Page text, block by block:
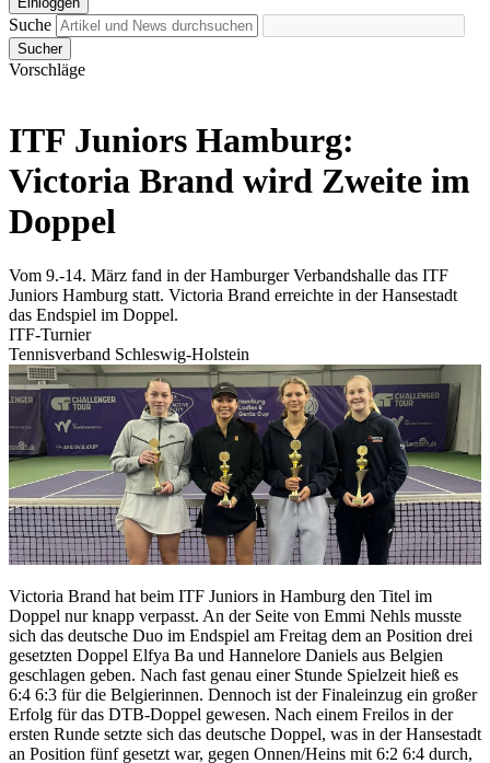
Suche
Sucher
Vorschläge
ITF Juniors Hamburg:
Victoria Brand wird Zweite im
Doppel
Vom 9.-14. März fand in der Hamburger Verbandshalle das ITF
Juniors Hamburg statt. Victoria Brand erreichte in der Hansestadt
das Endspiel im Doppel.
ITF-Turnier
Tennisverband Schleswig-Holstein
Victoria Brand hat beim ITF Juniors in Hamburg den Titel im
Doppel nur knapp verpasst. An der Seite von Emmi Nehls musste
sich das deutsche Duo im Endspiel am Freitag dem an Position drei
gesetzten Doppel Elfya Ba und Hannelore Daniels aus Belgien
geschlagen geben. Nach fast genau einer Stunde Spielzeit hieß es
6:4 6:3 für die Belgierinnen. Dennoch ist der Finaleinzug ein großer
Erfolg für das DTB-Doppel gewesen. Nach einem Freilos in der
ersten Runde setzte sich das deutsche Doppel, was in der Hansestadt
an Position fünf gesetzt war, gegen Onnen/Heins mit 6:2 6:4 durch,